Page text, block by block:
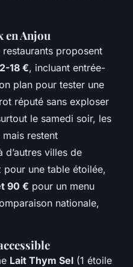
Anjou
proposent
18 €, incluant entrée-
plan pour tester une
réputé sans exploser
le samedi soir, les
restent
villes de
une table étoilée,
90 € pour un menu
nationale,
Lait Thym Sel (1 étoile